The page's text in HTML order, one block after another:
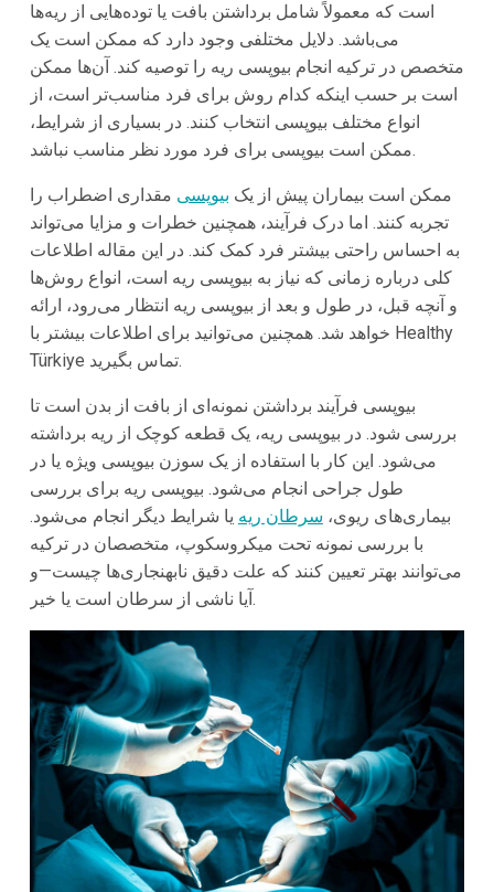
است که معمولاً شامل برداشتن بافت یا توده‌هایی از ریه‌ها
می‌باشد. دلایل مختلفی وجود دارد که ممکن است یک
متخصص در ترکیه انجام بیوپسی ریه را توصیه کند. آن‌ها ممکن
است بر حسب اینکه کدام روش برای فرد مناسب‌تر است، از
انواع مختلف بیوپسی انتخاب کنند. در بسیاری از شرایط،
ممکن است بیوپسی برای فرد مورد نظر مناسب نباشد.
ممکن است بیماران پیش از یک بیوپسی مقداری اضطراب را
تجربه کنند. اما درک فرآیند، همچنین خطرات و مزایا می‌تواند
به احساس راحتی بیشتر فرد کمک کند. در این مقاله اطلاعات
کلی درباره زمانی که نیاز به بیوپسی ریه است، انواع روش‌ها
و آنچه قبل، در طول و بعد از بیوپسی ریه انتظار می‌رود، ارائه
خواهد شد. همچنین می‌توانید برای اطلاعات بیشتر با Healthy
Türkiye تماس بگیرید.
بیوپسی فرآیند برداشتن نمونه‌ای از بافت از بدن است تا
بررسی شود. در بیوپسی ریه، یک قطعه کوچک از ریه برداشته
می‌شود. این کار با استفاده از یک سوزن بیوپسی ویژه یا در
طول جراحی انجام می‌شود. بیوپسی ریه برای بررسی
بیماری‌های ریوی، سرطان ریه یا شرایط دیگر انجام می‌شود.
با بررسی نمونه تحت میکروسکوپ، متخصصان در ترکیه
می‌توانند بهتر تعیین کنند که علت دقیق نابهنجاری‌ها چیست—و
آیا ناشی از سرطان است یا خیر.